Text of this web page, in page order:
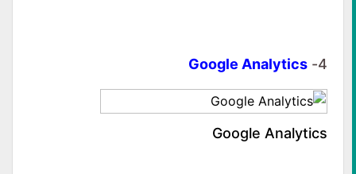
4-
Google Analytics
Google Analytics